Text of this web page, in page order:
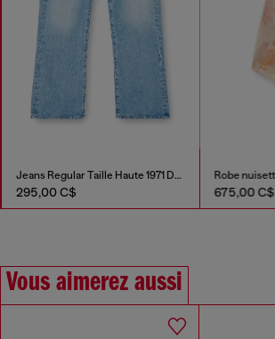
Jeans Regular Taille Haute 1971 D-Sent
295,00 C$ 675,00 C$
Vous aimerez aussi